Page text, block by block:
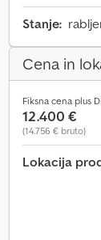
Stanje:
Cena in
Fiksna cena plus
12.400 €
(14.756 € bruto)
Lokacija